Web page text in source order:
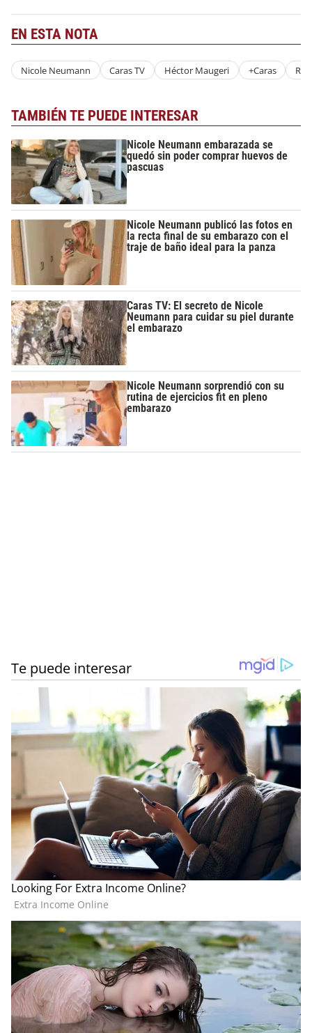
EN ESTA NOTA
Nicole Neumann Caras TV Héctor Maugeri +Caras
TAMBIÉN TE PUEDE INTERESAR
Nicole Neumann embarazada se
quedó sin poder comprar huevos de
pascuas
Nicole Neumann publicó las fotos en
la recta final de su embarazo con el
traje de baño ideal para la panza
Caras TV: El secreto de Nicole
Neumann para cuidar su piel durante
el embarazo
Nicole Neumann sorprendió con su
rutina de ejercicios fit en pleno
embarazo